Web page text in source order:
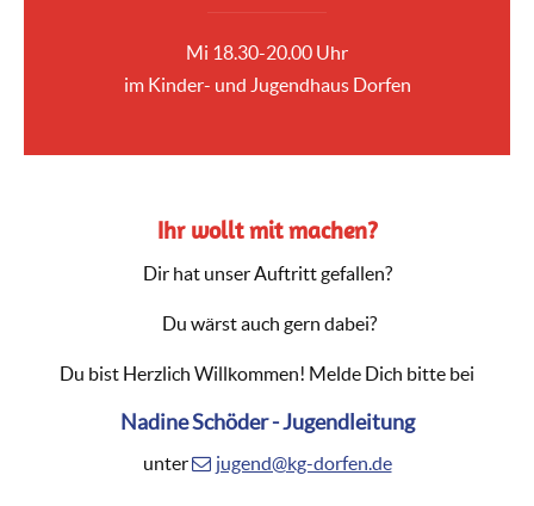
Mi 18.30-20.00 Uhr
im Kinder- und Jugendhaus Dorfen
Ihr wollt mit machen?
Dir hat unser Auftritt gefallen?
Du wärst auch gern dabei?
Du bist Herzlich Willkommen! Melde Dich bitte bei
Nadine Schöder - Jugendleitung
unter jugend@kg-dorfen.de